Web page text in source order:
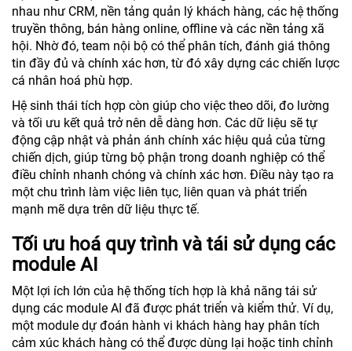
nhau như CRM, nền tảng quản lý khách hàng, các hệ thống
truyền thông, bán hàng online, offline và các nền tảng xã
hội. Nhờ đó, team nội bộ có thể phân tích, đánh giá thông
tin đầy đủ và chính xác hơn, từ đó xây dựng các chiến lược
cá nhân hoá phù hợp.
Hệ sinh thái tích hợp còn giúp cho việc theo dõi, đo lường
và tối ưu kết quả trở nên dễ dàng hơn. Các dữ liệu sẽ tự
động cập nhật và phản ánh chính xác hiệu quả của từng
chiến dịch, giúp từng bộ phận trong doanh nghiệp có thể
điều chỉnh nhanh chóng và chính xác hơn. Điều này tạo ra
một chu trình làm việc liên tục, liên quan và phát triển
mạnh mẽ dựa trên dữ liệu thực tế.
Tối ưu hoá quy trình và tái sử dụng các
module AI
Một lợi ích lớn của hệ thống tích hợp là khả năng tái sử
dụng các module AI đã được phát triển và kiểm thử. Ví dụ,
một module dự đoán hành vi khách hàng hay phân tích
cảm xúc khách hàng có thể được dùng lại hoặc tinh chỉnh